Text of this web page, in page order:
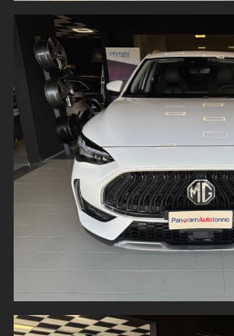
promozione Panoramauto Torino
Valutiamo il tuo usato!
Vuoi permutare la tua vettura o
Inviacifoto e datidirettamente dal
www.panoramautotorino.it→
usato”
Ti aspettiamo in Strada Settimo
commerciale Panorama.
Nota bene:
Tutti i dati tecnici e gli accessori del
massima accuratezza possibile.
valore indicativo enon
Fogli informativi disponibili in sede.